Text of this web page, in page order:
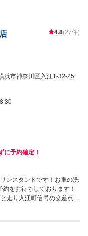
4.8(27件)
浜市神奈川区入江1-32-25
に予約確定！
ンスタンドです！お車の洗
をお待ちしております！
走り入江町信号の交差点に